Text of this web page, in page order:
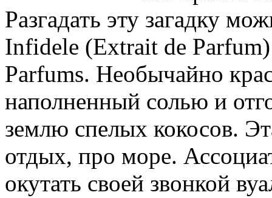
Разгадать эту загадку
Infidele (Extrait de
Parfums. Необычайно
наполненный солью и
землю спелых кокосов.
отдых, про море.
окутать своей звонкой